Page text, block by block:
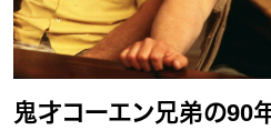
鬼才コーエン兄弟の90